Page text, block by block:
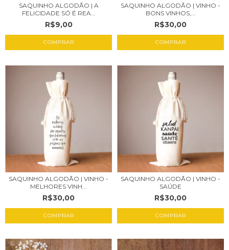
SAQUINHO ALGODÃO | A
FELICIDADE SÓ É REA...
R$9,00
COMPRAR
SAQUINHO ALGODÃO | VINHO -
BONS VINHOS,...
R$30,00
SAQUINHO ALGODÃO | VINHO -
MELHORES VINH...
R$30,00
SAQUINHO ALGODÃO | VINHO -
SAÚDE
R$30,00